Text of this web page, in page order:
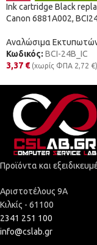
Ink cartridge Black
Canon 6881A002,
Αναλώσιμα
Κωδικός: BCI-24B_IC
3,37 € (χωρίς ΦΠΑ 2,72 €)
Προϊόντα και
Αριστοτέλους 9Α
Κιλκίς - 61100
2341 251 100
info@cslab.gr